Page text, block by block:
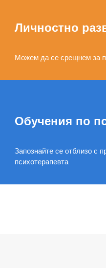
Личностно
Можем да се срещнем за
Обучения по
Запознайте се отблизо с
психотерапевта